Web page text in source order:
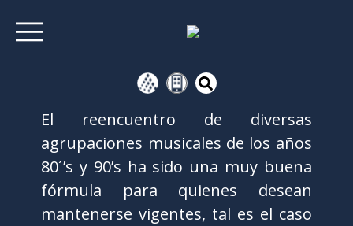
El reencuentro de diversas
agrupaciones musicales de los años
80´’s y 90’s ha sido una muy buena
fórmula para quienes desean
mantenerse vigentes, tal es el caso